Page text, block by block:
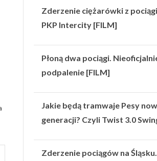
Zderzenie ciężarówki z
PKP Intercity [FILM]
Płoną dwa pociągi.
podpalenie [FILM]
Jakie będą tramwaje Pesy
generacji? Czyli Twist 3.0
Zderzenie pociągów na Śląsku.